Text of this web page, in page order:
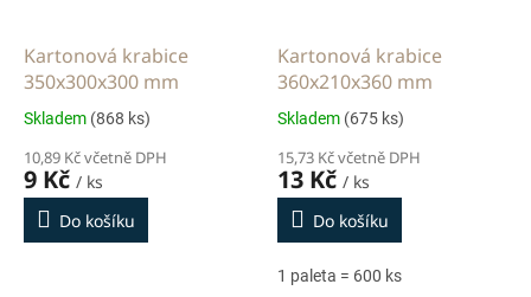
Kartonová krabice
350x300x300 mm
Skladem (868 ks)
10,89 Kč včetně DPH
9 Kč / ks
Do košíku
Kartonová krabice
360x210x360 mm
Skladem (675 ks)
15,73 Kč včetně DPH
13 Kč / ks
Do košíku
1 paleta = 600 ks